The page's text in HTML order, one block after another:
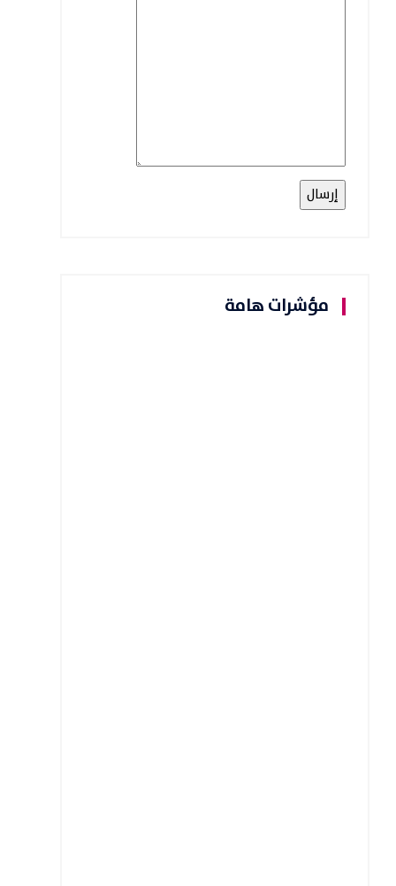
مؤشرات هامة